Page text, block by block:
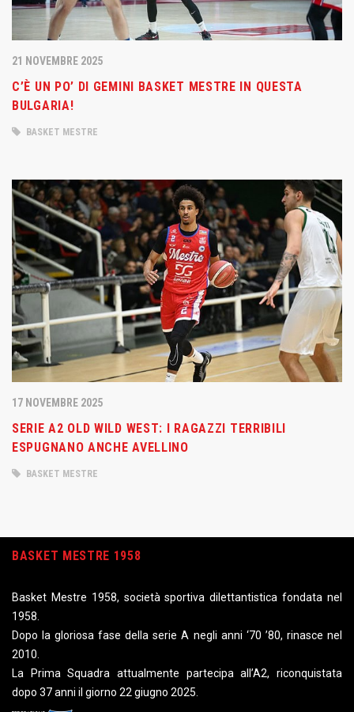
21 NOVEMBRE 2025
C’È UN PO’ DI GEMINI BASKET MESTRE IN QUESTA
BULGARIA!
BASKET MESTRE
17 NOVEMBRE 2025
SERIE A2 OLD WILD WEST: I RAGAZZI TERRIBILI
ESPUGNANO ANCHE AVELLINO
BASKET MESTRE
BASKET MESTRE 1958
Basket Mestre 1958, società sportiva dilettantistica fondata nel
1958.
Dopo la gloriosa fase della serie A negli anni ‘70 ’80, rinasce nel
2010.
La Prima Squadra attualmente partecipa all’A2, riconquistata
dopo 37 anni il giorno 22 giugno 2025.